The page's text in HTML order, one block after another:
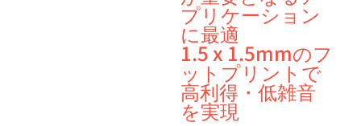
プリケーション
に最適
1.5 x 1.5mmのフ
ットプリントで
高利得・低雑音
を実現